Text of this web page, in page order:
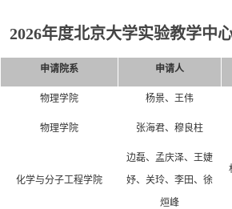
2026年度北京大学实验教学中
申请院系 申请人
物理学院 杨景、王伟
物理学院 张海君、穆良柱
化学与分子工程学院
边磊、孟庆泽、王婕
妤、关玲、李田、徐
烜峰